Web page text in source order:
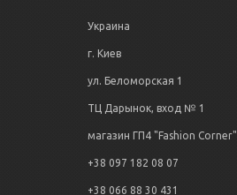
Украина
г. Киев
ул. Беломорская 1
ТЦ Дарынок, вход № 1
магазин ГП4 "Fashion Corner"
+38 097 182 08 07
+38 066 88 30 431